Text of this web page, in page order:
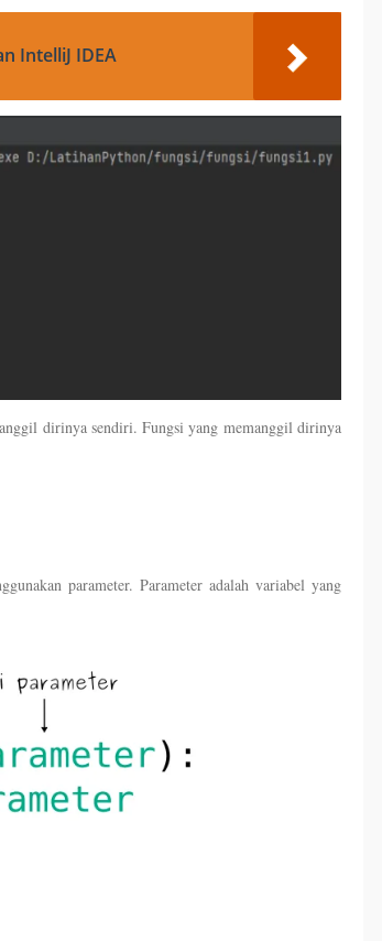
IntelliJ IDEA
dirinya sendiri. Fungsi yang memanggil dirinya
parameter. Parameter adalah variabel yang